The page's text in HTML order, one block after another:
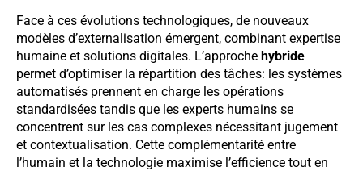
Face à ces évolutions technologiques, de nouveaux
modèles d’externalisation émergent, combinant expertise
humaine et solutions digitales. L’approche hybride
permet d’optimiser la répartition des tâches: les systèmes
automatisés prennent en charge les opérations
standardisées tandis que les experts humains se
concentrent sur les cas complexes nécessitant jugement
et contextualisation. Cette complémentarité entre
l’humain et la technologie maximise l’efficience tout en